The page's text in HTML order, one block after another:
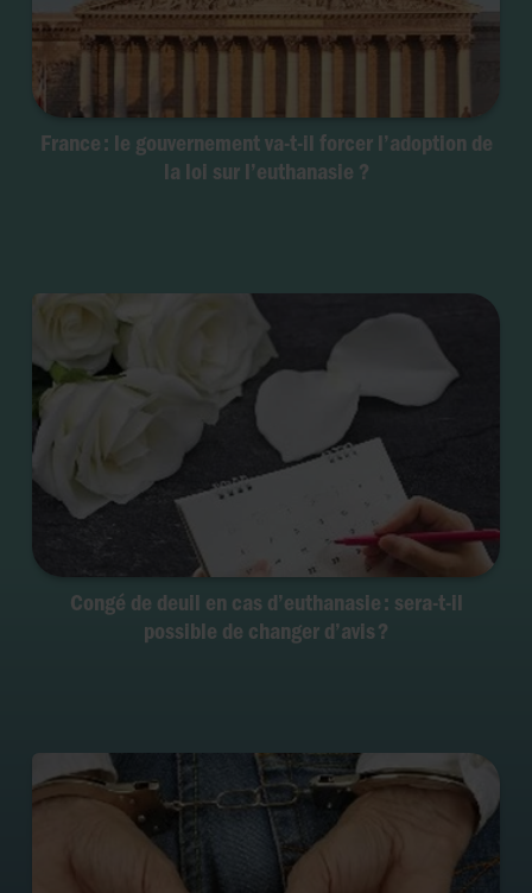
France : le gouvernement va-t-il forcer l’adoption de
la loi sur l’euthanasie ?
Congé de deuil en cas d’euthanasie : sera-t-il
possible de changer d’avis ?